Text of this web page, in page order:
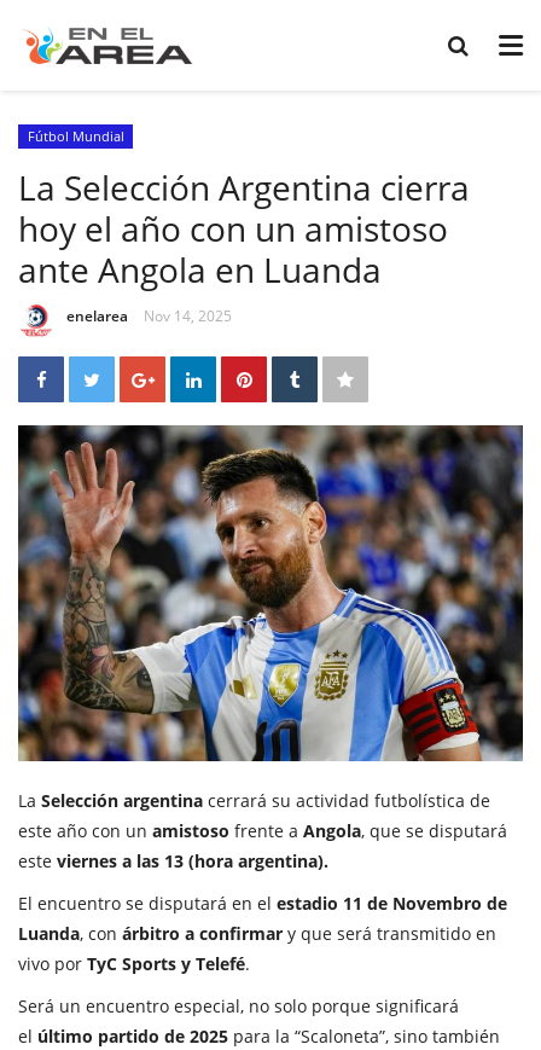
Fútbol Mundial
La Selección Argentina cierra
hoy el año con un amistoso
ante Angola en Luanda
enelarea Nov 14, 2025
La Selección argentina cerrará su actividad futbolística de
este año con un amistoso frente a Angola, que se disputará
este viernes a las 13 (hora argentina).
El encuentro se disputará en el estadio 11 de Novembro de
Luanda, con árbitro a confirmar y que será transmitido en
vivo por TyC Sports y Telefé.
Será un encuentro especial, no solo porque significará
el último partido de 2025 para la “Scaloneta”, sino también